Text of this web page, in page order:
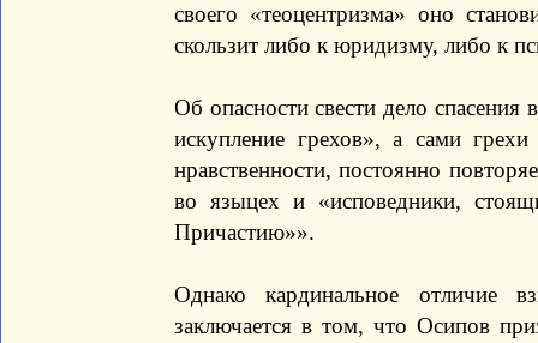
своего «теоцентризма» оно
скользит либо к юридизму, либо к
Об опасности свести дело
искупление грехов», а сами грехи
нравственности, постоянно
во языцех и «исповедники,
Причастию»».
Однако кардинальное отличие
заключается в том, что Осипов